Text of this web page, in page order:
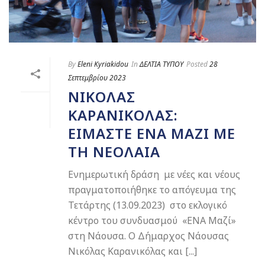
ByEleni Kyriakidou InΔΕΛΤΙΑ ΤΥΠΟΥ Posted28
Σεπτεμβρίου 2023
ΝΙΚΌΛΑΣ
ΚΑΡΑΝΙΚΌΛΑΣ:
ΕΊΜΑΣΤΕ ΕΝΑ ΜΑΖΊ ΜΕ
ΤΗ ΝΕΟΛΑΊΑ
Ενημερωτική δράση με νέες και νέους
πραγματοποιήθηκε το απόγευμα της
Τετάρτης (13.09.2023) στο εκλογικό
κέντρο του συνδυασμού «ΕΝΑ Μαζί»
στη Νάουσα. Ο Δήμαρχος Νάουσας
Νικόλας Καρανικόλας και [...]